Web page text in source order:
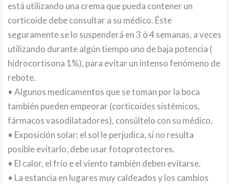
está utilizando una crema que pueda contener un
corticoide debe consultar a su médico. Éste
seguramente se lo suspenderá en 3 ó 4 semanas, a veces
utilizando durante algún tiempo uno de baja potencia (
hidrocortisona 1%), para evitar un intenso fenómeno de
rebote.
• Algunos medicamentos que se toman por la boca
también pueden empeorar (corticoides sistémicos,
fármacos vasodilatadores), consúltelo con su médico.
• Exposición solar: el sol le perjudica, si no resulta
posible evitarlo, debe usar fotoprotectores.
• El calor, el frío e el viento también deben evitarse.
• La estancia en lugares muy caldeados y los cambios